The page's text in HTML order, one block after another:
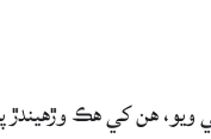
ويو، ھن کي ھڪ وڙھيندڙ